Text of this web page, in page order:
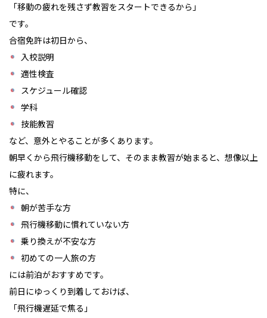
「移動の疲れを残さず教習をスタートできるから」
です。
合宿免許は初日から、
入校説明
適性検査
スケジュール確認
学科
技能教習
など、意外とやることが多くあります。
朝早くから飛行機移動をして、そのまま教習が始まると、想像以上
に疲れます。
特に、
朝が苦手な方
飛行機移動に慣れていない方
乗り換えが不安な方
初めての一人旅の方
には前泊がおすすめです。
前日にゆっくり到着しておけば、
「飛行機遅延で焦る」